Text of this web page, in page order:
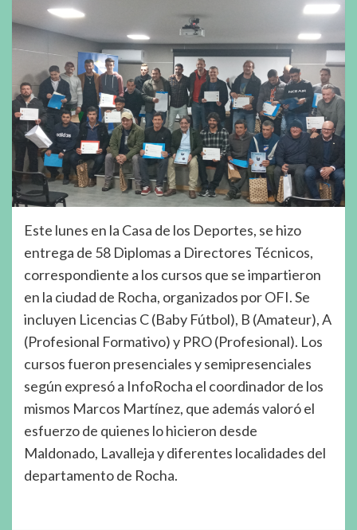
Este lunes en la Casa de los Deportes, se hizo
entrega de 58 Diplomas a Directores Técnicos,
correspondiente a los cursos que se impartieron
en la ciudad de Rocha, organizados por OFI. Se
incluyen Licencias C (Baby Fútbol), B (Amateur), A
(Profesional Formativo) y PRO (Profesional). Los
cursos fueron presenciales y semipresenciales
según expresó a InfoRocha el coordinador de los
mismos Marcos Martínez, que además valoró el
esfuerzo de quienes lo hicieron desde
Maldonado, Lavalleja y diferentes localidades del
departamento de Rocha.